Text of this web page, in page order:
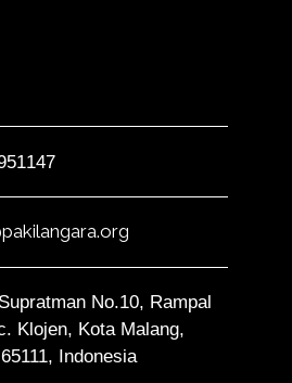
No.10, Rampal
Klojen, Kota Malang,
Indonesia